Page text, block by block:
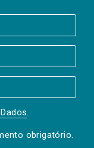
.
obrigatório.